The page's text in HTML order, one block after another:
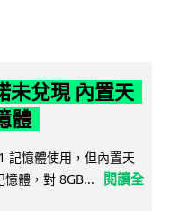
兌現 內置天
體
憶體使用，但內置天
體，對 8GB...
閱讀全